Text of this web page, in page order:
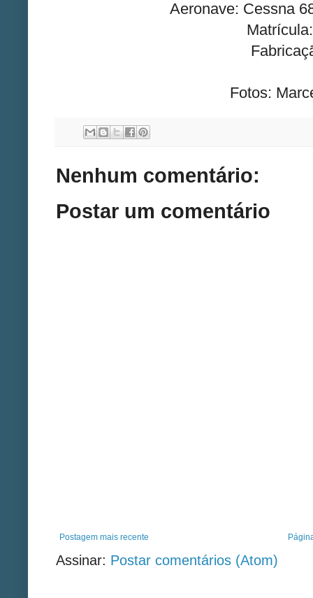
Aeronave: Cessna
Fotos:
Nenhum comentário:
Postar um comentário
Postagem mais recente
Assinar: Postar comentários (Atom)